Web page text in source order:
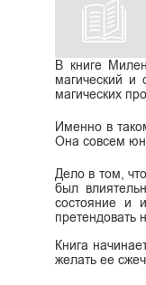
В книге
магический и
магических
Именно в
Она совсем
Дело в том,
был
состояние и
претендовать
Книга
желать ее